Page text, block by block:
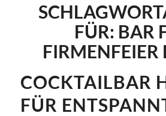
FÜR: BAR
FIRMENFEIER
COCKTAILBAR
FÜR